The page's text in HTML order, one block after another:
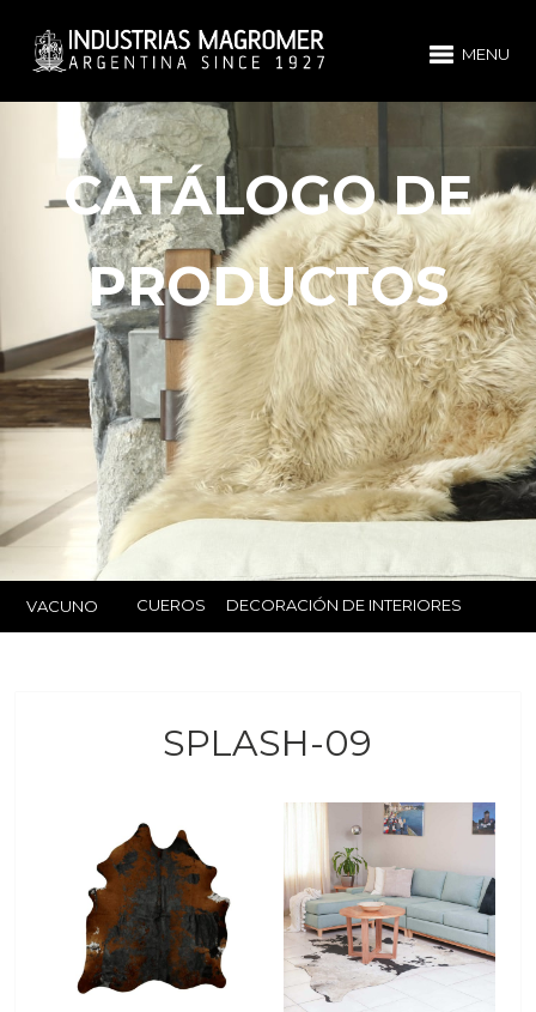
MENU
CATÁLOGO DE
PRODUCTOS
VACUNO CUEROS DECORACIÓN DE INTERIORES
SPLASH-09